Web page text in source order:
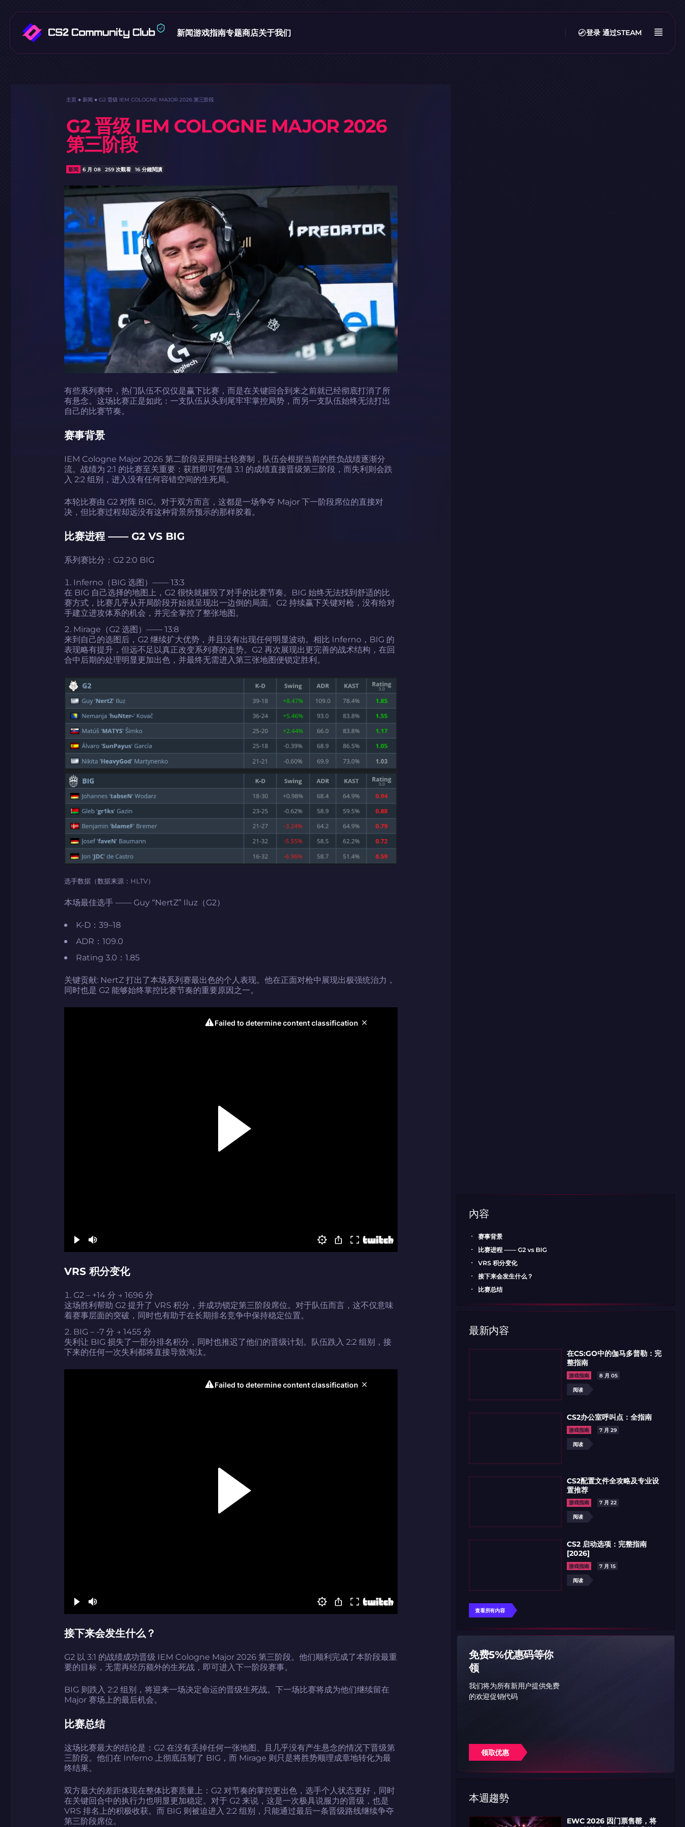
新闻游戏指南专题商店关于我们 登录 通过STEAM
如何使用促销代码
如何使用促销代码
由KARRIGAN倾情推荐
团队 THE MONGOLZ
CS2CODES.CN社区与电子竞技
主页 新闻 G2 晋级 IEM COLOGNE MAJOR 2026 第三阶段
G2 晋级 IEM COLOGNE MAJOR 2026
第三阶段
新闻 6 月 08 259 次觀看 16 分鐘閱讀
有些系列赛中，热门队伍不仅仅是赢下比赛，而是在关键回合到来之前就已经彻底打消了所
有悬念。这场比赛正是如此：一支队伍从头到尾牢牢掌控局势，而另一支队伍始终无法打出
自己的比赛节奏。
赛事背景
IEM Cologne Major 2026 第二阶段采用瑞士轮赛制，队伍会根据当前的胜负战绩逐渐分
流。战绩为 2:1 的比赛至关重要：获胜即可凭借 3:1 的成绩直接晋级第三阶段，而失利则会跌
入 2:2 组别，进入没有任何容错空间的生死局。
本轮比赛由 G2 对阵 BIG。对于双方而言，这都是一场争夺 Major 下一阶段席位的直接对
决，但比赛过程却远没有这种背景所预示的那样胶着。
比赛进程 —— G2 VS BIG
系列赛比分：G2 2:0 BIG
Inferno（BIG 选图）—— 13:3
在 BIG 自己选择的地图上，G2 很快就摧毁了对手的比赛节奏。BIG 始终无法找到舒适的比
赛方式，比赛几乎从开局阶段开始就呈现出一边倒的局面。G2 持续赢下关键对枪，没有给对
手建立进攻体系的机会，并完全掌控了整张地图。
Mirage（G2 选图）—— 13:8
来到自己的选图后，G2 继续扩大优势，并且没有出现任何明显波动。相比 Inferno，BIG 的
表现略有提升，但远不足以真正改变系列赛的走势。G2 再次展现出更完善的战术结构，在回
合中后期的处理明显更加出色，并最终无需进入第三张地图便锁定胜利。
选手数据（数据来源：HLTV）
本场最佳选手 —— Guy “NertZ” Iluz（G2）
K-D：39–18
ADR：109.0
Rating 3.0：1.85
关键贡献: NertZ 打出了本场系列赛最出色的个人表现。他在正面对枪中展现出极强统治力，
同时也是 G2 能够始终掌控比赛节奏的重要原因之一。
VRS 积分变化
G2 – +14 分 → 1696 分
这场胜利帮助 G2 提升了 VRS 积分，并成功锁定第三阶段席位。对于队伍而言，这不仅意味
着赛事层面的突破，同时也有助于在长期排名竞争中保持稳定位置。
BIG – -7 分 → 1455 分
失利让 BIG 损失了一部分排名积分，同时也推迟了他们的晋级计划。队伍跌入 2:2 组别，接
下来的任何一次失利都将直接导致淘汰。
接下来会发生什么？
G2 以 3:1 的战绩成功晋级 IEM Cologne Major 2026 第三阶段。他们顺利完成了本阶段最重
要的目标，无需再经历额外的生死战，即可进入下一阶段赛事。
BIG 则跌入 2:2 组别，将迎来一场决定命运的晋级生死战。下一场比赛将成为他们继续留在
Major 赛场上的最后机会。
比赛总结
这场比赛最大的结论是：G2 在没有丢掉任何一张地图、且几乎没有产生悬念的情况下晋级第
三阶段。他们在 Inferno 上彻底压制了 BIG，而 Mirage 则只是将胜势顺理成章地转化为最
终结果。
双方最大的差距体现在整体比赛质量上：G2 对节奏的掌控更出色，选手个人状态更好，同时
在关键回合中的执行力也明显更加稳定。对于 G2 来说，这是一次极具说服力的晋级，也是
VRS 排名上的积极收获。而 BIG 则被迫进入 2:2 组别，只能通过最后一条晋级路线继续争夺
第三阶段席位。
內容
赛事背景
比赛进程 —— G2 vs BIG
VRS 积分变化
接下来会发生什么？
比赛总结
最新内容
在CS:GO中的伽马多普勒：完
整指南
游戏指南
8 月 05
阅读
CS2办公室呼叫点：全指南
游戏指南
7 月 29
阅读
CS2配置文件全攻略及专业设
置推荐
游戏指南
7 月 22
阅读
CS2 启动选项：完整指南
[2026]
游戏指南
7 月 15
阅读
查看所有内容
免费5%优惠码等你
领
我们将为所有新用户提供免费
的欢迎促销代码
领取优惠
本週趨勢
EWC 2026 因门票售罄，将